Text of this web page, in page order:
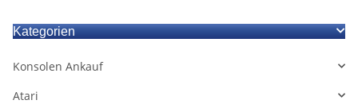
Kategorien
Konsolen Ankauf
Atari